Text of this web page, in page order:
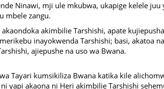
Ninawi, mji ule mkubwa, ukapige kelele juu
mbele zangu.
akaondoka akimbilie Tarshishi, apate
inayokwenda Tarshishi; basi, akatoa
ajiepushe na uso wa Bwana.
Tayari kumsikiliza Bwana katika kile
yapi akaona ni Heri akimbilie Tarshishi